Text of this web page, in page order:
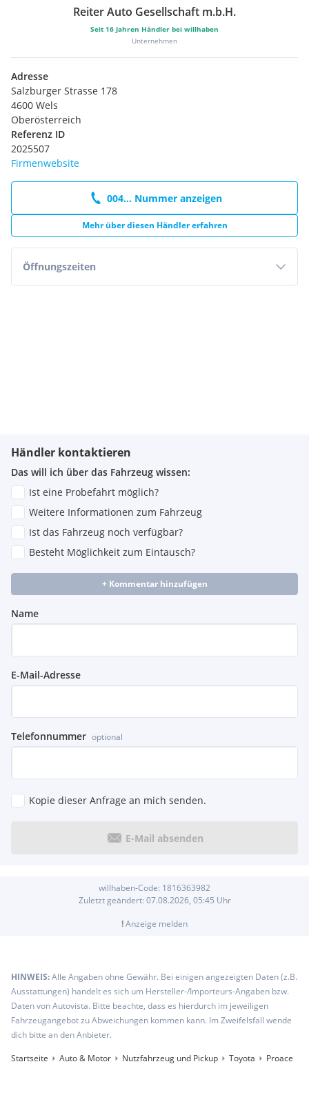
Reiter Auto Gesellschaft m.b.H.
Seit 16 Jahren Händler bei willhaben
Unternehmen
Adresse
Salzburger Strasse 178
4600 Wels
Oberösterreich
Referenz ID
2025507
Firmenwebsite
004... Nummer anzeigen
Mehr über diesen Händler erfahren
Öffnungszeiten
Händler kontaktieren
Das will ich über das Fahrzeug wissen:
Ist eine Probefahrt möglich?
Weitere Informationen zum Fahrzeug
Ist das Fahrzeug noch verfügbar?
Besteht Möglichkeit zum Eintausch?
+ Kommentar hinzufügen
Name
E-Mail-Adresse
Telefonnummer optional
Kopie dieser Anfrage an mich senden.
E-Mail absenden
willhaben-Code: 1816363982
Zuletzt geändert: 07.08.2026, 05:45 Uhr
!Anzeige melden
HINWEIS:Alle Angaben ohne Gewähr. Bei einigen angezeigten Daten (z.B.
Ausstattungen) handelt es sich um Hersteller-/Importeurs-Angaben bzw.
Daten von Autovista. Bitte beachte, dass es hierdurch im jeweiligen
Fahrzeugangebot zu Abweichungen kommen kann. Im Zweifelsfall wende
dich bitte an den Anbieter.
Startseite
Auto & Motor Nutzfahrzeug und Pickup Toyota Proace